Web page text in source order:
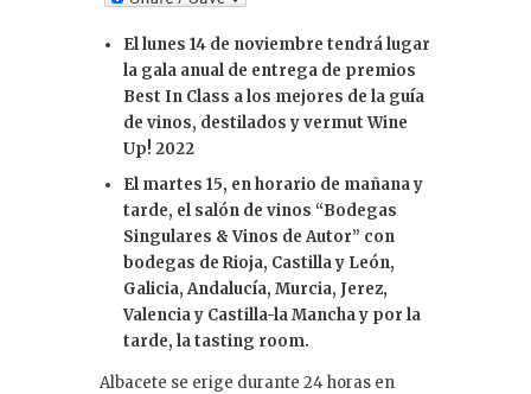
k
e
dI
n
El lunes 14 de noviembre tendrá lugar
la gala anual de entrega de premios
Best In Class a los mejores de la guía
de vinos, destilados y vermut Wine
Up! 2022
El martes 15, en horario de mañana y
tarde, el salón de vinos “Bodegas
Singulares & Vinos de Autor” con
bodegas de Rioja, Castilla y León,
Galicia, Andalucía, Murcia, Jerez,
Valencia y Castilla-la Mancha y por la
tarde, la tasting room.
Albacete se erige durante 24 horas en